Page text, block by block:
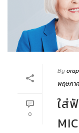
0
By
พฤษภา
ใส่